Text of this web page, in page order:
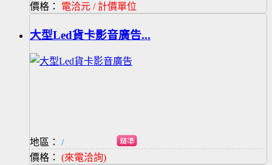
價格： 電洽元 / 計價單位
大型Led貨卡影音廣告...
地區：
/
價格： (來電洽詢)